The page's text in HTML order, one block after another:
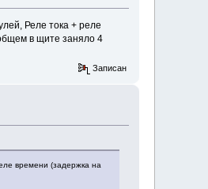
Реле тока + реле
в щите заняло 4
Записан
времени (задержка на